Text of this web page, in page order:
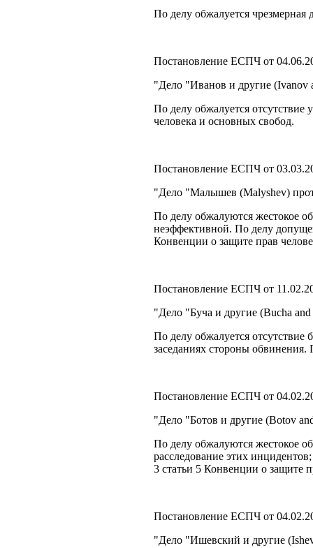
По делу обжалуется
Постановление ЕСПЧ от
"Дело "Иванов и другие (Ivanov
По делу обжалуется
человека и основных свобод.
Постановление ЕСПЧ от
"Дело "Малышев (Malyshev)
По делу обжалуются жестокое
неэффективной. По делу
Конвенции о защите прав
Постановление ЕСПЧ от
"Дело "Буча и другие (Bucha
По делу обжалуется отсутствие
заседаниях стороны
Постановление ЕСПЧ от
"Дело "Ботов и другие (Botov
По делу обжалуются жестокое
расследование этих
3 статьи 5 Конвенции о защите
Постановление ЕСПЧ от
"Дело "Ишевский и другие